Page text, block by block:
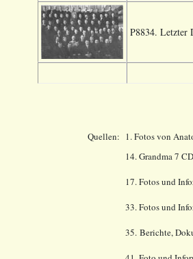
P8834. Letzter
Quellen: 1. Fotos von
14.Grandma 7
17. Fotos und
33.Fotos und
35. Berichte,